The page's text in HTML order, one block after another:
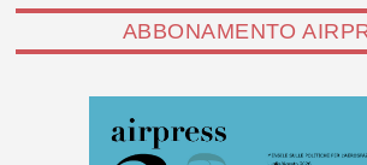
ABBONAMENTO